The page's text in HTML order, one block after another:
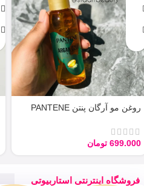
روغن مو آرگان پنتن PANTENE
699.000 تومان
فروشگاه اینترنتی استاربیوتی